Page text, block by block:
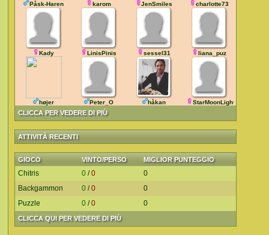
CLICCA PER VEDERE DI PIÙ
Påsk-Haren karom JenSmiles charlotte73
Kady LinisPinis sessel31 liana_puz
højer Peter_O håkan StarMoonLight
ATTIVITÀ RECENTI
GIOCO VINTO/PERSO MIGLIOR PUNTEGGIO
CLICCA QUI PER VEDERE DI PIÙ
Chitris 0 /0
0
Backgammon
0 /0
0
Puzzle
0 /0 0